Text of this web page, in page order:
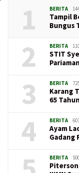
1 BERITA
Tampil
Bungus
2 BERITA
STIT
3 BERITA
Karang
65
4 BERITA
Ayam
Gadang
BERITA